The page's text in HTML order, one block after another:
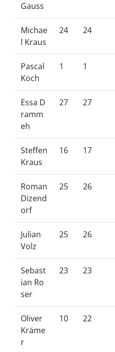
Gauss
Michae
l Kraus
24 24
Pascal
Koch
1 1
Essa D
ramm
eh
27 27
Steffen
Kraus
16 17
Roman
Dizend
orf
25 26
Julian
Volz
25 26
Sebast
ian Ro
ser
23 23
Oliver
Kräme
r
10 22